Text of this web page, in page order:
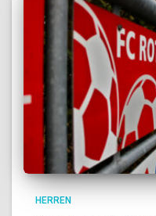
HERREN